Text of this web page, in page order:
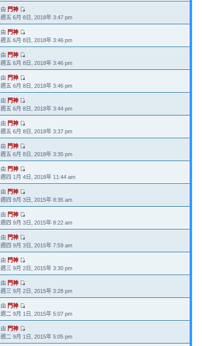
由 門神
週五 6月 8日, 2018年 3:47 pm
由 門神
週五 6月 8日, 2018年 3:46 pm
由 門神
週五 6月 8日, 2018年 3:46 pm
由 門神
週五 6月 8日, 2018年 3:46 pm
由 門神
週五 6月 8日, 2018年 3:44 pm
由 門神
週五 6月 8日, 2018年 3:37 pm
由 門神
週五 6月 8日, 2018年 3:35 pm
由 門神
週四 1月 4日, 2018年 11:44 am
由 門神
週四 9月 3日, 2015年 8:35 am
由 門神
週四 9月 3日, 2015年 8:22 am
由 門神
週四 9月 3日, 2015年 7:59 am
由 門神
週三 9月 2日, 2015年 3:30 pm
由 門神
週三 9月 2日, 2015年 3:28 pm
由 門神
週二 9月 1日, 2015年 5:07 pm
由 門神
週二 9月 1日, 2015年 5:05 pm